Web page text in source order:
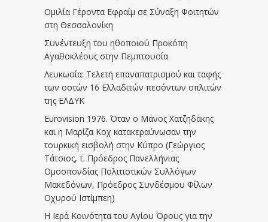
Ομιλία Γέροντα Εφραίμ σε Σύναξη Φοιτητών
στη Θεσσαλονίκη
Συνέντευξη του ηθοποιού Προκόπη
Αγαθοκλέους στην Πεμπτουσία
Λευκωσία: Τελετή επαναπατρισμού και ταφής
των οστών 16 Ελλαδιτών πεσόντων οπλιτών
της ΕΛΔΥΚ
Eurovision 1976. Όταν ο Μάνος Χατζηδάκης
και η Μαρίζα Κοχ κατακεραύνωσαν την
τουρκική εισβολή στην Κύπρο (Γεώργιος
Τάτσιος, τ. Πρόεδρος Πανελλήνιας
Ομοσπονδίας Πολιτιστικών Συλλόγων
Μακεδόνων, Πρόεδρος Συνδέσμου Φίλων
Οχυρού Ιστίμπεη)
Η Ιερά Κοινότητα του Αγίου Όρους για την